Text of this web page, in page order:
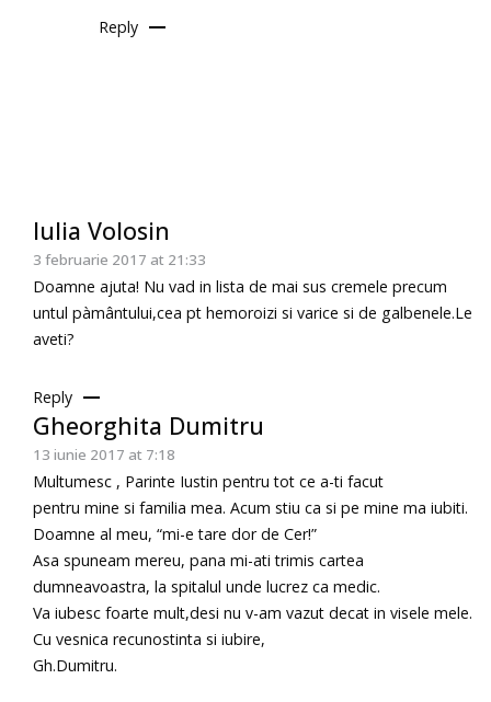
Reply
Iulia Volosin
3 februarie 2017 at 21:33
Doamne ajuta! Nu vad in lista de mai sus cremele precum
untul pàmântului,cea pt hemoroizi si varice si de galbenele.Le
aveti?
Reply
Gheorghita Dumitru
13 iunie 2017 at 7:18
Multumesc , Parinte Iustin pentru tot ce a-ti facut
pentru mine si familia mea. Acum stiu ca si pe mine ma iubiti.
Doamne al meu, “mi-e tare dor de Cer!”
Asa spuneam mereu, pana mi-ati trimis cartea
dumneavoastra, la spitalul unde lucrez ca medic.
Va iubesc foarte mult,desi nu v-am vazut decat in visele mele.
Cu vesnica recunostinta si iubire,
Gh.Dumitru.